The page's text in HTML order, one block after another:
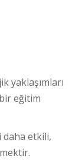
yaklaşımları
eğitim
daha etkili,